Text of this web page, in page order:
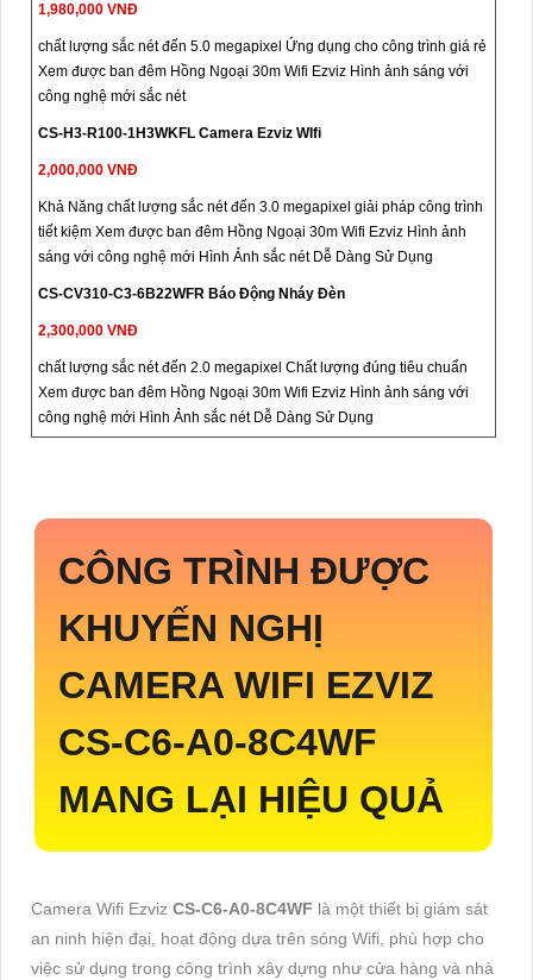
1,980,000 VNĐ
chất lượng sắc nét đến 5.0 megapixel Ứng dụng cho công trình giá rẻ
Xem được ban đêm Hồng Ngoại 30m Wifi Ezviz Hình ảnh sáng với
công nghệ mới sắc nét
CS-H3-R100-1H3WKFL Camera Ezviz WIfi
2,000,000 VNĐ
Khả Năng chất lượng sắc nét đến 3.0 megapixel giải pháp công trình
tiết kiệm Xem được ban đêm Hồng Ngoại 30m Wifi Ezviz Hình ảnh
sáng với công nghệ mới Hình Ảnh sắc nét Dễ Dàng Sử Dụng
CS-CV310-C3-6B22WFR Báo Động Nháy Đèn
2,300,000 VNĐ
chất lượng sắc nét đến 2.0 megapixel Chất lượng đúng tiêu chuẩn
Xem được ban đêm Hồng Ngoại 30m Wifi Ezviz Hình ảnh sáng với
công nghệ mới Hình Ảnh sắc nét Dễ Dàng Sử Dụng
CÔNG TRÌNH ĐƯỢC
KHUYẾN NGHỊ
CAMERA WIFI EZVIZ
CS-C6-A0-8C4WF
MANG LẠI HIỆU QUẢ
Camera Wifi Ezviz CS-C6-A0-8C4WF là một thiết bị giám sát
an ninh hiện đại, hoạt động dựa trên sóng Wifi, phù hợp cho
việc sử dụng trong công trình xây dựng như cửa hàng và nhà